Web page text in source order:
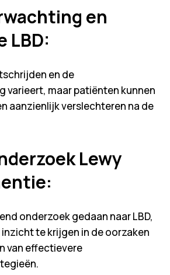
en
LBD:
en de
varieert, maar patiënten kunnen
aanzienlijk verslechteren na de
Lewy
:
onderzoek gedaan naar LBD,
te krijgen in de oorzaken
van effectievere